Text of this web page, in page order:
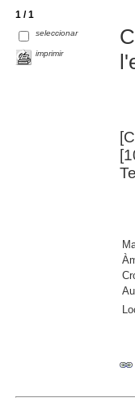
1 / 1
seleccionar
imprimir